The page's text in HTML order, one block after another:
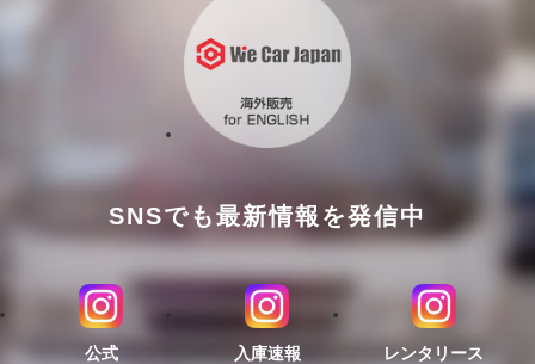
SNSでも最新情報を発信中
公式
入庫速報
レンタリース